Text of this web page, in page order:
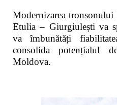
Modernizarea tronsonului
Etulia – Giurgiulești va
va îmbunătăți
consolida potențialul
Moldova.